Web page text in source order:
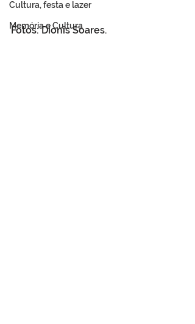
Cultura, festa e lazer
Memória e Cultura
Fotos: Dionis Soares.